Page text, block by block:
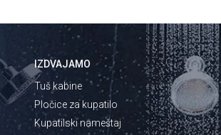
IZDVAJAMO
Tuš kabine
Pločice za kupatilo
Kupatilski nameštaj